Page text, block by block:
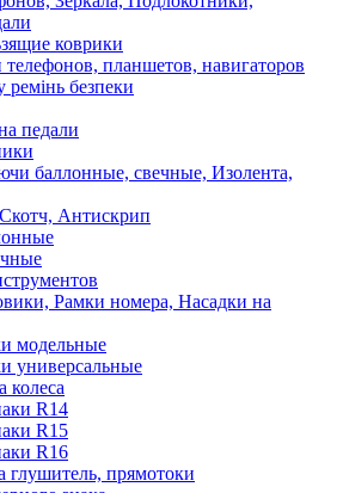
коврики
телефонов, планшетов, навигаторов
ремінь безпеки
педали
баллонные, свечные, Изолента,
Антискрип
Рамки номера, Насадки на
модельные
универсальные
колеса
R14
R15
R16
глушитель, прямотоки